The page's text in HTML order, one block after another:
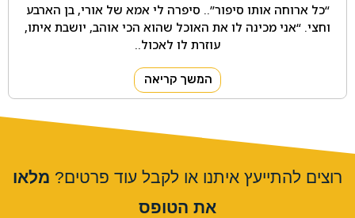
“כל ארוחה אותו סיפור”.. סיפרה לי אמא של אורי, בן הארבע
וחצי. “אני מכינה לו את האוכל שהוא הכי אוהב, יושבת איתו,
עוזרת לו לאכול..
המשך קריאה
רוצים להתייעץ איתנו או לקבל עוד פרטים? מלאו
את הטופס